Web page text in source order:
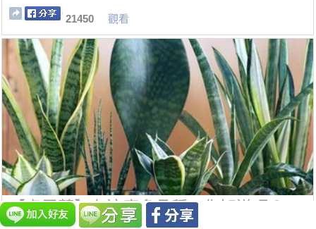
21450 觀看
【虎尾蘭】有這麼多品種，你知道嗎？